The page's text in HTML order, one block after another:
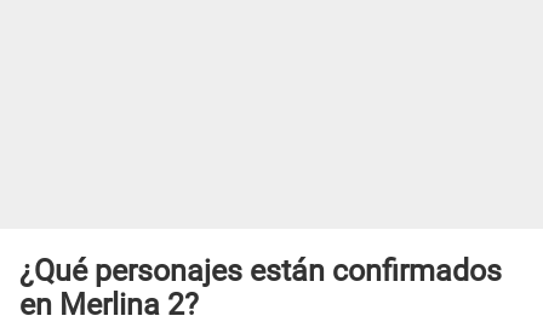
¿Qué personajes están confirmados
en Merlina 2?